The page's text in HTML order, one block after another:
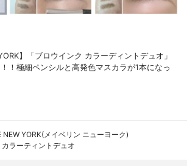
】「ブロウインク カラーディントデュオ」
！極細ペンシルと高発色マスカラが1本になっ
NEW YORK(メイベリン ニューヨーク)
ラーティントデュオ